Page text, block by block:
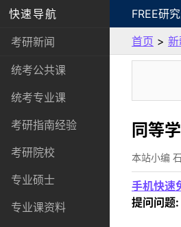
快速导航
考研新闻
统考公共课
统考专业课
考研指南经验
考研院校
专业硕士
专业课资料
FREE研
首页 > 新
同等
本站小编
手机快速
提问问题: